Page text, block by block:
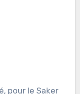
pour le Saker